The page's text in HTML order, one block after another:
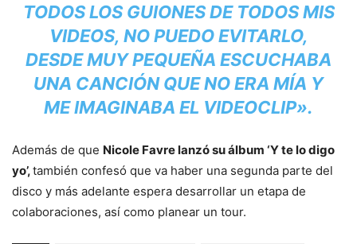
TODOS LOS GUIONES DE TODOS MIS
VIDEOS, NO PUEDO EVITARLO,
DESDE MUY PEQUEÑA ESCUCHABA
UNA CANCIÓN QUE NO ERA MÍA Y
ME IMAGINABA EL VIDEOCLIP».
Además de que Nicole Favre lanzó su álbum ‘Y te lo digo
yo’,también confesó que va haber una segunda parte del
disco y más adelante espera desarrollar un etapa de
colaboraciones, así como planear un tour.